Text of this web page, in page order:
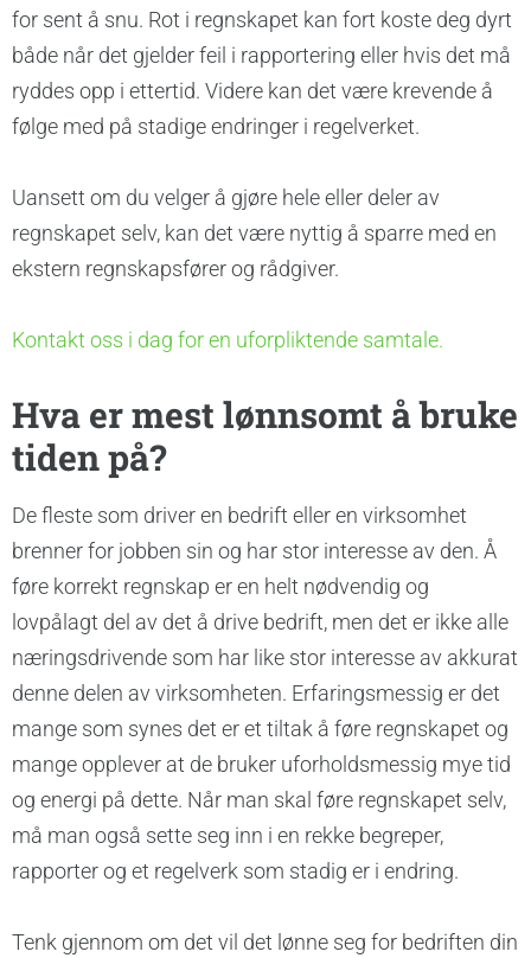
for sent å snu. Rot i regnskapet kan fort koste deg dyrt
både når det gjelder feil i rapportering eller hvis det må
ryddes opp i ettertid. Videre kan det være krevende å
følge med på stadige endringer i regelverket.
Uansett om du velger å gjøre hele eller deler av
regnskapet selv, kan det være nyttig å sparre med en
ekstern regnskapsfører og rådgiver.
Kontakt oss i dag for en uforpliktende samtale.
Hva er mest lønnsomt å bruke
tiden på?
De fleste som driver en bedrift eller en virksomhet
brenner for jobben sin og har stor interesse av den. Å
føre korrekt regnskap er en helt nødvendig og
lovpålagt del av det å drive bedrift, men det er ikke alle
næringsdrivende som har like stor interesse av akkurat
denne delen av virksomheten. Erfaringsmessig er det
mange som synes det er et tiltak å føre regnskapet og
mange opplever at de bruker uforholdsmessig mye tid
og energi på dette. Når man skal føre regnskapet selv,
må man også sette seg inn i en rekke begreper,
rapporter og et regelverk som stadig er i endring.
Tenk gjennom om det vil det lønne seg for bedriften din